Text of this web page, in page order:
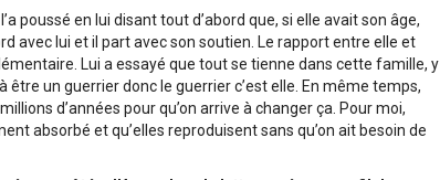
poussé en lui disant tout d’abord que, si elle avait son âge,
avec lui et il part avec son soutien. Le rapport entre elle et
Lui a essayé que tout se tienne dans cette famille, y
un guerrier donc le guerrier c’est elle. En même temps,
d’années pour qu’on arrive à changer ça. Pour moi,
absorbé et qu’elles reproduisent sans qu’on ait besoin de